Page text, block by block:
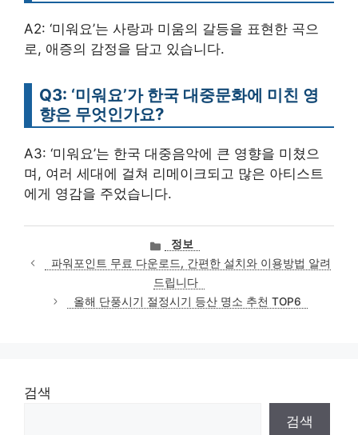
A2: ‘미워요’는 사랑과 미움의 갈등을 표현한 곡으
로, 애증의 감정을 담고 있습니다.
Q3: ‘미워요’가 한국 대중문화에 미친 영
향은 무엇인가요?
A3: ‘미워요’는 한국 대중음악에 큰 영향을 미쳤으
며, 여러 세대에 걸쳐 리메이크되고 많은 아티스트
에게 영감을 주었습니다.
카
테
고
리
정보
파워포인트 무료 다운로드, 간편한 설치와 이용방법 알려
드립니다
올해 단풍시기 절정시기 등산 명소 추천 TOP6
검색
검색